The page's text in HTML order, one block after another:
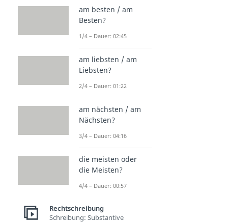
am besten / am
Besten?
1/4 – Dauer: 02:45
am liebsten / am
Liebsten?
2/4 – Dauer: 01:22
am nächsten / am
Nächsten?
3/4 – Dauer: 04:16
die meisten oder
die Meisten?
4/4 – Dauer: 00:57
Rechtschreibung
Schreibung: Substantive